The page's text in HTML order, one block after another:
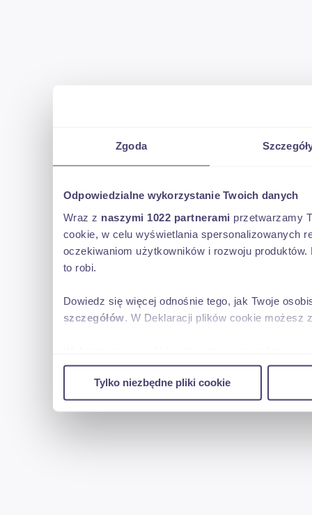
Zgoda
Odpowiedzialne wykorzystanie Twoich danych
Wraz z naszymi 1022 partnerami przetwarzamy
cookie, w celu wyświetlania spersonalizowanych
oczekiwaniom użytkowników i rozwoju
to robi.
Dowiedz się więcej odnośnie tego, jak Twoje
szczegółów. W Deklaracji plików cookie możesz
w naszej witrynie. Informacje o tym, jak
reklamowym i analitycznym. Partnerzy mogą
uzyskanymi podczas korzystania z ich usług.
Tylko niezbędne pliki cookie